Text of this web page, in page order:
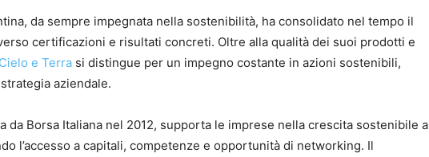
da sempre impegnata nella sostenibilità, ha consolidato nel tempo il
certificazioni e risultati concreti. Oltre alla qualità dei suoi prodotti e
Cielo e Terra si distingue per un impegno costante in azioni sostenibili,
aziendale.
da Borsa Italiana nel 2012, supporta le imprese nella crescita sostenibile a
l’accesso a capitali, competenze e opportunità di networking. Il